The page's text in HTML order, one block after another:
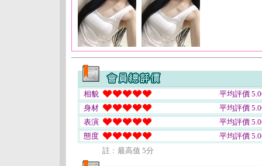
相貌
平均評價
身材
平均評價
表演
平均評價
態度
平均評價
註﹕最高值 5分